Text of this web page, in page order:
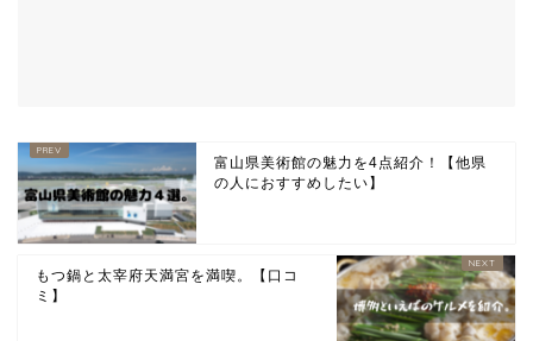
富山県美術館の魅力を4点紹介！【他県
の人におすすめしたい】
もつ鍋と太宰府天満宮を満喫。【口コ
ミ】